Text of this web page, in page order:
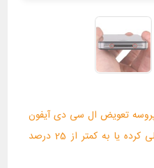
تعویض ال سی دی آیفون
4 شارژ باتری گوشی را کاملا خالی کرده یا به کمتر از 25 درصد